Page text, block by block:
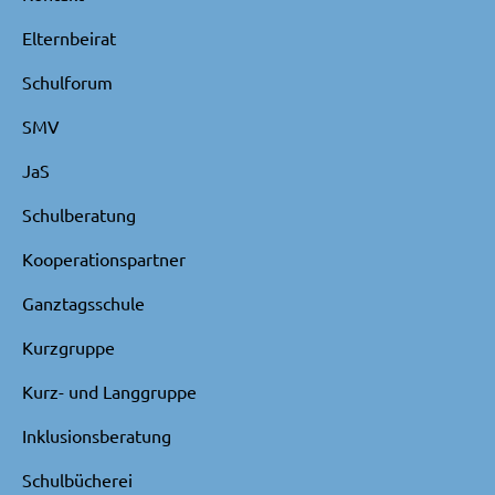
Elternbeirat
Schulforum
SMV
JaS
Schulberatung
Kooperationspartner
Ganztagsschule
Kurzgruppe
Kurz- und Langgruppe
Inklusionsberatung
Schulbücherei